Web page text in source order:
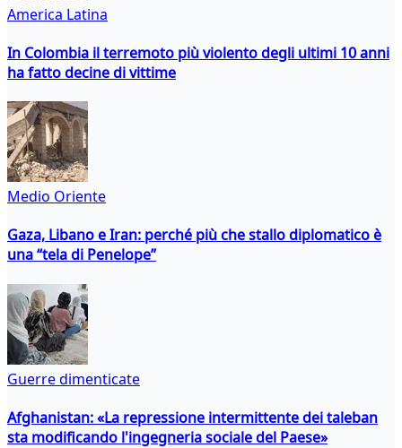
America Latina
In Colombia il terremoto più violento degli ultimi 10 anni
ha fatto decine di vittime
Medio Oriente
Gaza, Libano e Iran: perché più che stallo diplomatico è
una “tela di Penelope”
Guerre dimenticate
Afghanistan: «La repressione intermittente dei taleban
sta modificando l'ingegneria sociale del Paese»